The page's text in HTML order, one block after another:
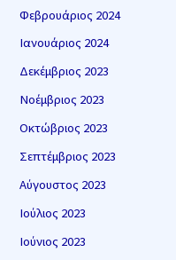
Φεβρουάριος 2024
Ιανουάριος 2024
Δεκέμβριος 2023
Νοέμβριος 2023
Οκτώβριος 2023
Σεπτέμβριος 2023
Αύγουστος 2023
Ιούλιος 2023
Ιούνιος 2023